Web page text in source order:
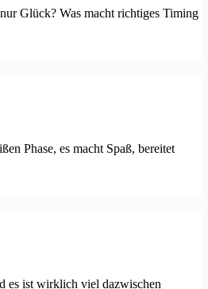
Glück? Was macht richtiges Timing
Phase, es macht Spaß, bereitet
es ist wirklich viel dazwischen